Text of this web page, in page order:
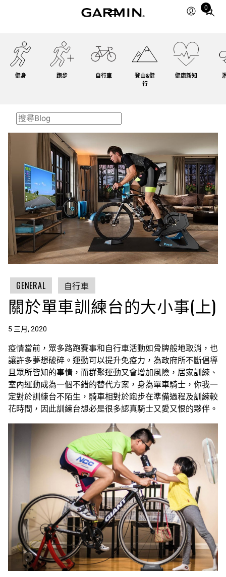
0
Total
健身 跑步 自行車
登山&健
行
健康新知
GENERAL 自行車
關於單車訓練台的大小事(上)
5 三月, 2020
疫情當前，眾多路跑賽事和自行車活動如骨牌般地取消，也
讓許多夢想破碎。運動可以提升免疫力，為政府所不斷倡導
且眾所皆知的事情，而群聚運動又會增加風險，居家訓練、
室內運動成為一個不錯的替代方案，身為單車騎士，你我一
定對於訓練台不陌生，騎車相對於跑步在準備過程及訓練較
花時間，因此訓練台想必是很多認真騎士又愛又恨的夥伴。